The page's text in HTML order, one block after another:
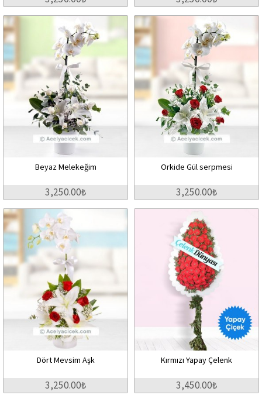
Beyaz Melekeğim
3,250.00₺
Orkide Gül serpmesi
3,250.00₺
Dört Mevsim Aşk
3,250.00₺
Kırmızı Yapay Çelenk
3,450.00₺